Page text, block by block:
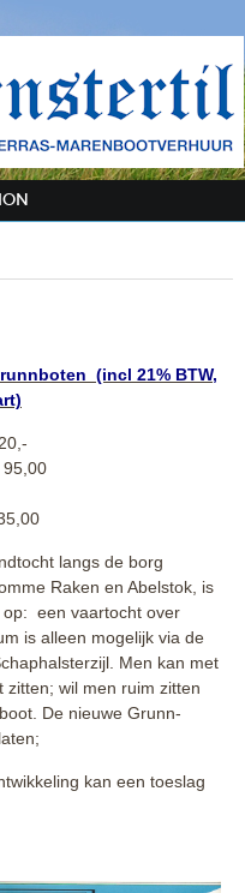
(incl 21% BTW,
95,00
langs de borg
Raken en Abelstok, is
een vaartocht over
is alleen mogelijk via de
Men kan met
wil men ruim zitten
De nieuwe Grunn-
kan een toeslag